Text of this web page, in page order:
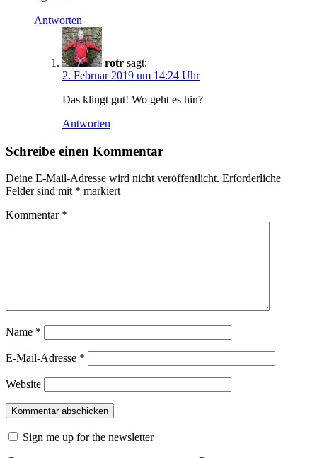
Antworten
rotr sagt:
2. Februar 2019 um 14:24 Uhr
Das klingt gut! Wo geht es hin?
Antworten
Schreibe einen Kommentar
Deine E-Mail-Adresse wird nicht veröffentlicht. Erforderliche
Felder sind mit * markiert
Kommentar *
Name *
E-Mail-Adresse *
Website
Sign me up for the newsletter